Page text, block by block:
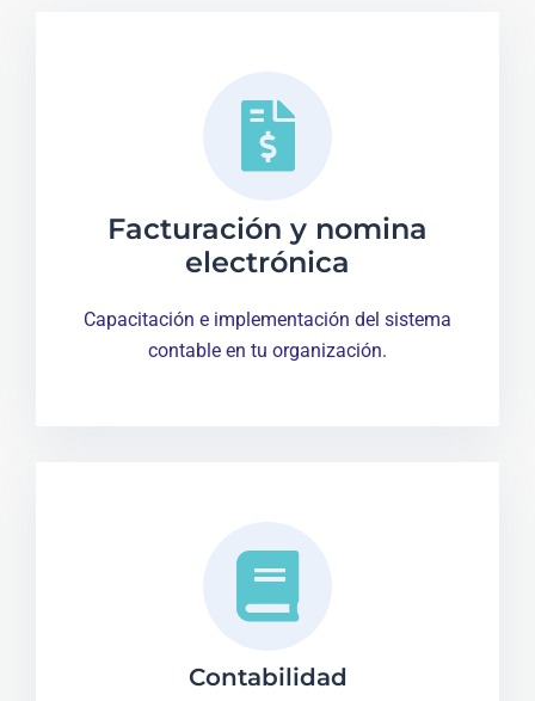
Facturación y nomina
electrónica
Capacitación e implementación del sistema
contable en tu organización.
Contabilidad